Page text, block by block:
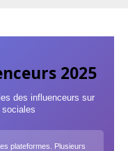
2025
des influenceurs sur
plateformes. Plusieurs